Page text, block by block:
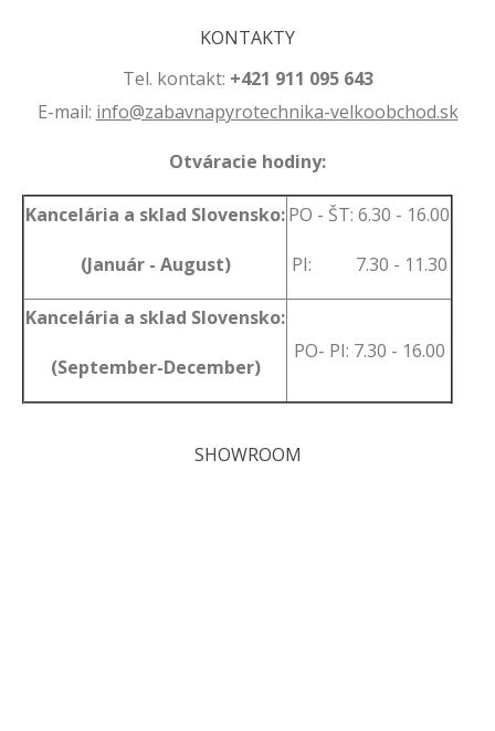
KONTAKTY
Tel. kontakt: +421 911 095 643
E-mail: info@zabavnapyrotechnika-velkoobchod.sk
Otváracie hodiny:
Kancelária a sklad Slovensko:
(Január - August)
PO - ŠT: 6.30 - 16.00
PI: 7.30 - 11.30
Kancelária a sklad Slovensko:
(September-December)
PO- PI: 7.30 - 16.00
SHOWROOM